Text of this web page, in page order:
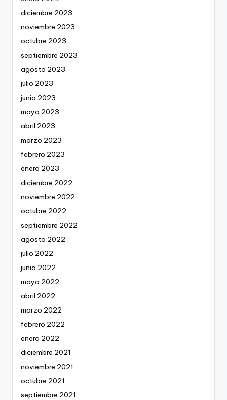
diciembre 2023
noviembre 2023
octubre 2023
septiembre 2023
agosto 2023
julio 2023
junio 2023
mayo 2023
abril 2023
marzo 2023
febrero 2023
enero 2023
diciembre 2022
noviembre 2022
octubre 2022
septiembre 2022
agosto 2022
julio 2022
junio 2022
mayo 2022
abril 2022
marzo 2022
febrero 2022
enero 2022
diciembre 2021
noviembre 2021
octubre 2021
septiembre 2021